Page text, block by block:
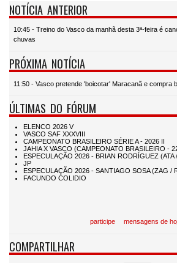
NOTÍCIA ANTERIOR
10:45 - Treino do Vasco da manhã desta 3ª-feira é
chuvas
PRÓXIMA NOTÍCIA
11:50 - Vasco pretende 'boicotar' Maracanã e compra
ÚLTIMAS DO FÓRUM
participe mensagens de
COMPARTILHAR